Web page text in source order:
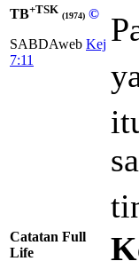
TB+TSK (1974) ©
SABDAweb Kej
7:11
Catatan Full
Life